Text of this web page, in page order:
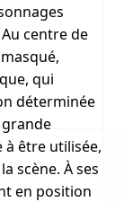
centre de
qui
déterminée
être utilisée,
scène. À ses
en position